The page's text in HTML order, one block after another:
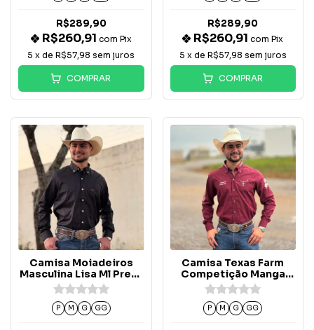
R$289,90
R$260,91 com Pix
5 x deR$57,98 sem juros
COMPRAR
R$289,90
R$260,91com Pix
5 x de R$57,98 sem juros
COMPRAR
Camisa Moiadeiros
Masculina Lisa Ml Preta
Logo Marrom -
CML2526
P M G GG
Camisa Texas Farm
Competição Manga
Longa Vinho/Bege -
CP009
P M G GG